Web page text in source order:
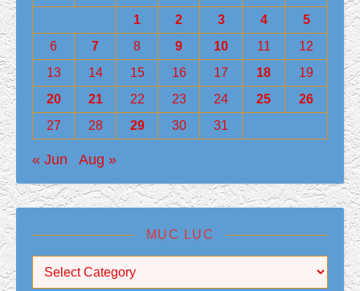
1
2 3 4
5
6
7 8 9 10 11
12
13
14 15 16 17 18
19
20
21 22 23 24 25
26
27
28 29 30 31
« Jun Aug »
MỤC LỤC
Mục Lục